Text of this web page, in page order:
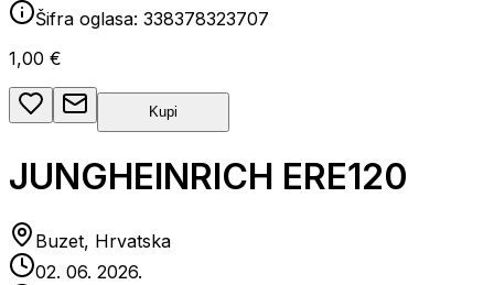
Šifra oglasa: 338378323707
1,00 €
Kupi
JUNGHEINRICH ERE120
Buzet, Hrvatska
02. 06. 2026.